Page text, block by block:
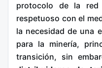
protocolo de la
respetuoso con el
la necesidad de una
para la minería,
transición, sin